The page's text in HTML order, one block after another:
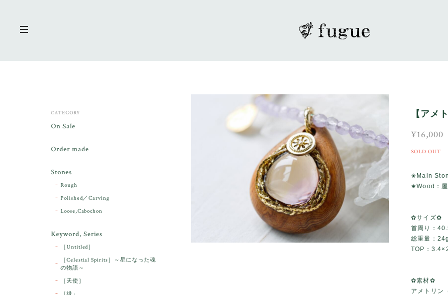
【アメ
¥16,000
SOLD OUT
✬Main
✬Wood：
✿サイズ✿
首周り：
総重量：
TOP：
✿素材✿
アメトリン
CATEGORY
On Sale
Order made
Stones
Rough
Polished／Carving
Loose,Cabochon
Keyword, Series
［Untitled］
［Celestial Spirits］～星になった魂
の物語～
［天使］